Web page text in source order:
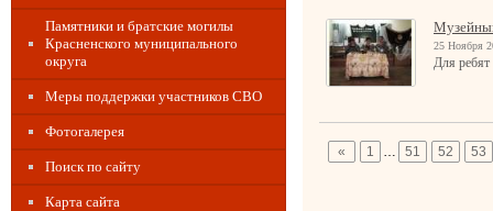
Памятники и братские могилы
Красненского муниципального
округа
Меры поддержки участников СВО
Фотогалерея
Поиск по сайту
Карта сайта
25 Ноября
Для
« 1 … 51 52 53